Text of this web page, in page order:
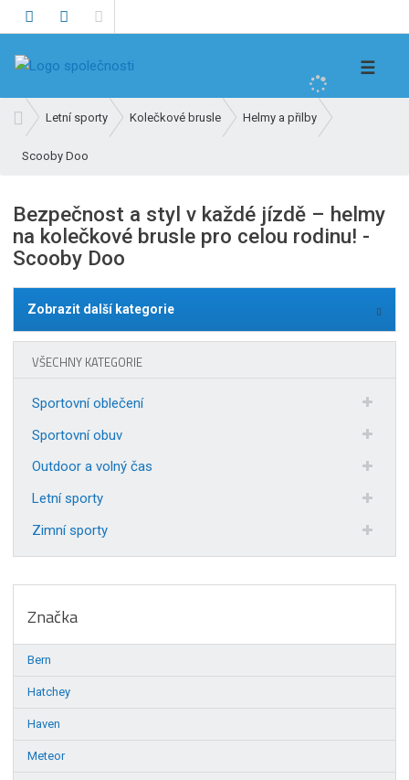
h
t
☰
v
o
í
s
t
n
Letní sporty Kolečkové brusle Helmy a přilby
Scooby Doo
Bezpečnost a styl v každé jízdě – helmy
na kolečkové brusle pro celou rodinu! -
Scooby Doo
Zobrazit další kategorie
VŠECHNY KATEGORIE
Sportovní oblečení
Sportovní obuv
Outdoor a volný čas
Letní sporty
Zimní sporty
Značka
Bern
Hatchey
Haven
Meteor